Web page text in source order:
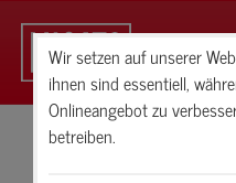
Wir setzen auf unserer
ihnen sind essentiell,
Onlineangebot zu
betreiben.